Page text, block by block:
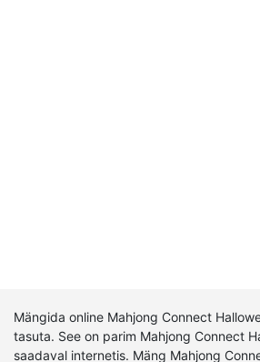
Mängida online Mahjong Connect
tasuta. See on parim Mahjong Connect
saadaval internetis. Mäng Mahjong